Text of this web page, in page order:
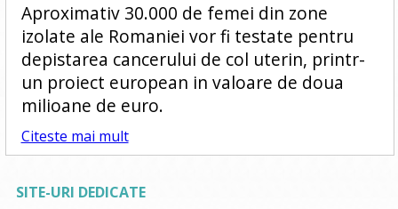
Aproximativ 30.000 de femei din zone
izolate ale Romaniei vor fi testate pentru
depistarea cancerului de col uterin, printr-
un proiect european in valoare de doua
milioane de euro.
Citeste mai mult
SITE-URI DEDICATE